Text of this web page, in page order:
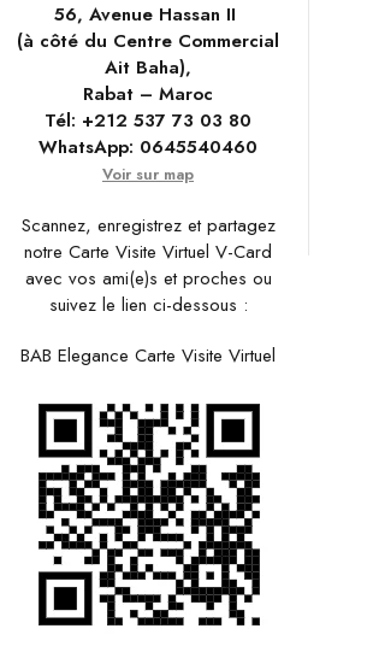
56, Avenue Hassan II
(à côté du Centre Commercial
Ait Baha),
Rabat – Maroc
Tél: +212 537 73 03 80
WhatsApp: 0645540460
Voir sur map
Scannez, enregistrez et partagez
notre Carte Visite Virtuel V-Card
avec vos ami(e)s et proches ou
suivez le lien ci-dessous :
BAB Elegance Carte Visite Virtuel